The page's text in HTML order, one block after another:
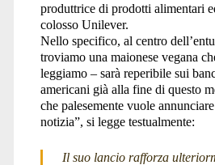
produttrice di prodotti alimentari
colosso Unilever.
Nello specifico, al centro
troviamo una maionese vegana
leggiamo – sarà reperibile sui
americani già alla fine di questo
che palesemente vuole
notizia”, si legge testualmente:
Il suo lancio rafforza